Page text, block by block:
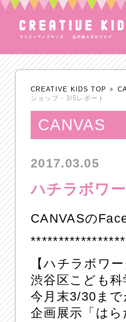
CREATIVE KIDS TOP
ショップ・3/5レポート
CANVAS
2017.03.05
ハチラボワ
CANVASの
【ハチラボワ
渋谷区こども
今月末3/30まで
企画展示「は